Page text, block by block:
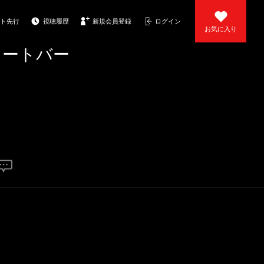
お気に入り
先行 視聴履歴 新規会員登録 ログイン
トバー